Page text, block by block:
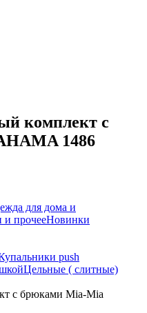
комплект с
1486
для дома и
и прочееНовинки
push
Цельные ( слитные)
с брюками Mia-Mia